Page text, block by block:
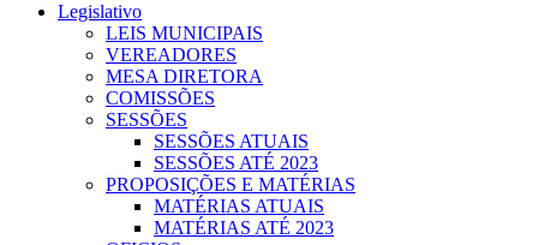
Legislativo
LEIS MUNICIPAIS
VEREADORES
MESA DIRETORA
COMISSÕES
SESSÕES
SESSÕES ATUAIS
SESSÕES ATÉ 2023
PROPOSIÇÕES E MATÉRIAS
MATÉRIAS ATUAIS
MATÉRIAS ATÉ 2023